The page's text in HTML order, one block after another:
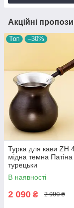
Акційні
Топ –30%
Турка для кави ZH
мідна темна
турецьки
В наявності
2 090 ₴ 2 990 ₴